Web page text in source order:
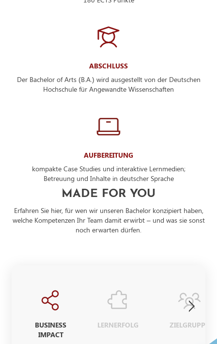
ABSCHLUSS
Der Bachelor of Arts (B.A.) wird ausgestellt von der Deutschen
Hochschule für Angewandte Wissenschaften
AUFBEREITUNG
kompakte Case Studies und interaktive Lernmedien;
Betreuung und Inhalte in deutscher Sprache
MADE FOR YOU
Erfahren Sie hier, für wen wir unseren Bachelor konzipiert haben,
welche Kompetenzen Ihr Team damit erwirbt – und was sie sonst
noch erwarten dürfen.
BUSINESS
IMPACT
LERNERFOLG ZIELGRUPPE